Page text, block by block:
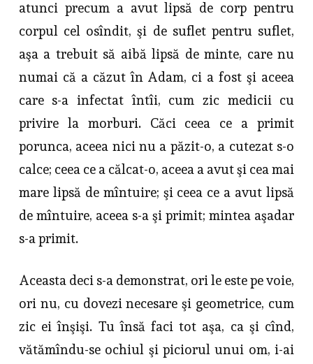
atunci precum a avut lipsă de corp pentru
corpul cel osîndit, şi de suflet pentru suflet,
aşa a tre­buit să aibă lipsă de minte, care nu
numai că a căzut în Adam, ci a fost şi aceea
care s-a infectat întîi, cum zic medicii cu
privire la morburi. Căci ceea ce a primit
porunca, aceea nici nu a păzit-o, a cutezat s-o
calce; ceea ce a călcat-o, aceea a avut şi cea mai
mare lipsă de mîntuire; şi ceea ce a avut lipsă
de mîntuire, aceea s-a şi primit; mintea aşadar
s-a primit.
Aceasta deci s-a demonstrat, ori le este pe voie,
ori nu, cu dovezi ne­cesare şi geometrice, cum
zic ei înşişi. Tu însă faci tot aşa, ca şi cînd,
vătămîndu-se ochiul şi piciorul unui om, i-ai